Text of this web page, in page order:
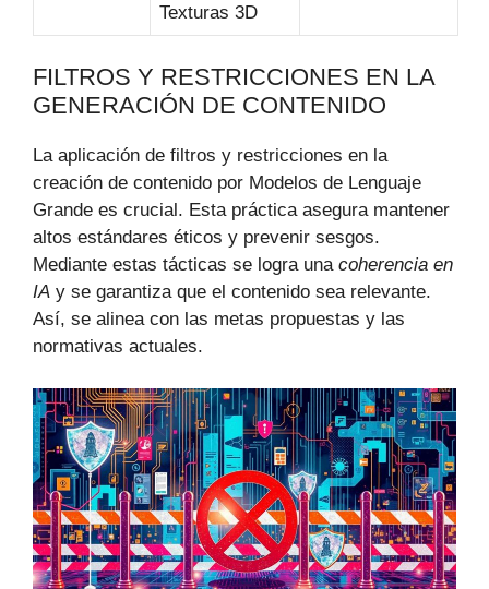
Texturas 3D
FILTROS Y RESTRICCIONES EN LA
GENERACIÓN DE CONTENIDO
La aplicación de filtros y restricciones en la
creación de contenido por Modelos de Lenguaje
Grande es crucial. Esta práctica asegura mantener
altos estándares éticos y prevenir sesgos.
Mediante estas tácticas se logra una coherencia en
IA y se garantiza que el contenido sea relevante.
Así, se alinea con las metas propuestas y las
normativas actuales.